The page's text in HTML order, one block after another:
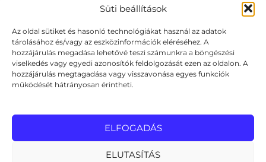
Süti beállítások
Az oldal sütiket és hasonló technológiákat használ az adatok
tárolásához és/vagy az eszközinformációk eléréséhez. A
hozzájárulás megadása lehetővé teszi számunkra a böngészési
viselkedés vagy egyedi azonosítók feldolgozását ezen az oldalon. A
hozzájárulás megtagadása vagy visszavonása egyes funkciók
működését hátrányosan érintheti.
ELFOGADÁS
ELUTASÍTÁS
Kosár
Fiók
Adatvédelmi szabályzat
Cookie szabályzat